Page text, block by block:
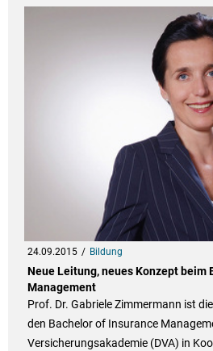
24.09.2015 Bildung
Neue Leitung, neues Konzept beim
Management
Prof. Dr. Gabriele Zimmermann ist
den Bachelor of Insurance
Versicherungsakademie (DVA) in